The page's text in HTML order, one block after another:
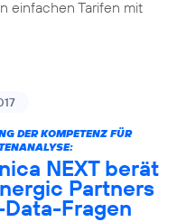
einfachen Tarifen mit
DER KOMPETENZ FÜR
NEXT berät
Partners
Fragen